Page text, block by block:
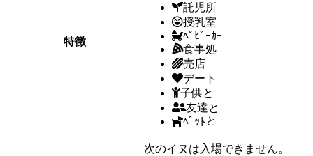
特徴
託児所
授乳室
ﾍﾞﾋﾞｰｶｰ
食事処
売店
デート
子供と
友達と
ﾍﾟｯﾄと
次のイヌは入場できません。